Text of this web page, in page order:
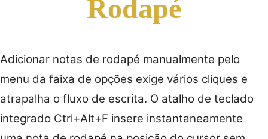
Rodapé
Adicionar notas de rodapé manualmente pelo
menu da faixa de opções exige vários cliques e
atrapalha o fluxo de escrita. O atalho de teclado
integrado Ctrl+Alt+F insere instantaneamente